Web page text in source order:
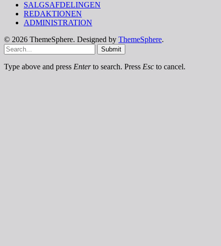
SALGSAFDELINGEN
REDAKTIONEN
ADMINISTRATION
© 2026 ThemeSphere. Designed by ThemeSphere.
Submit
Type above and press Enterto search. Press Esc to cancel.